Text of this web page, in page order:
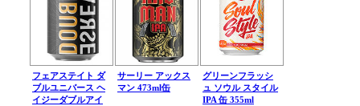
フェアステイト ダ
ブルユニバース ヘ
イジーダブルアイ
サーリー アックス
マン 473ml缶
グリーンフラッシ
ュ ソウル スタイル
IPA 缶 355ml